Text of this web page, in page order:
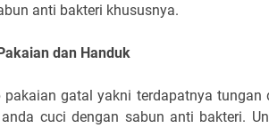
anti bakteri khususnya.
dan Handuk
pakaian gatal yakni terdapatnya
cuci dengan sabun anti bakteri.